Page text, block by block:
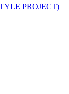
PROJECT)